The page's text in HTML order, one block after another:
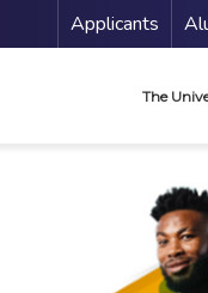
Menu
Applicants
The